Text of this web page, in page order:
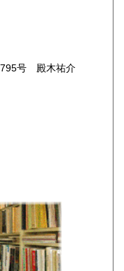
県 430円
号 殿木祐介